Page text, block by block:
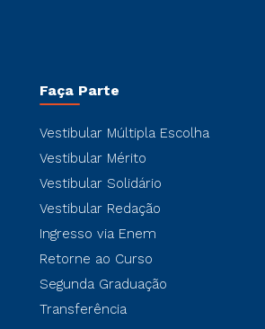
Faça Parte
Vestibular Múltipla Escolha
Vestibular Mérito
Vestibular Solidário
Vestibular Redação
Ingresso via Enem
Retorne ao Curso
Segunda Graduação
Transferência